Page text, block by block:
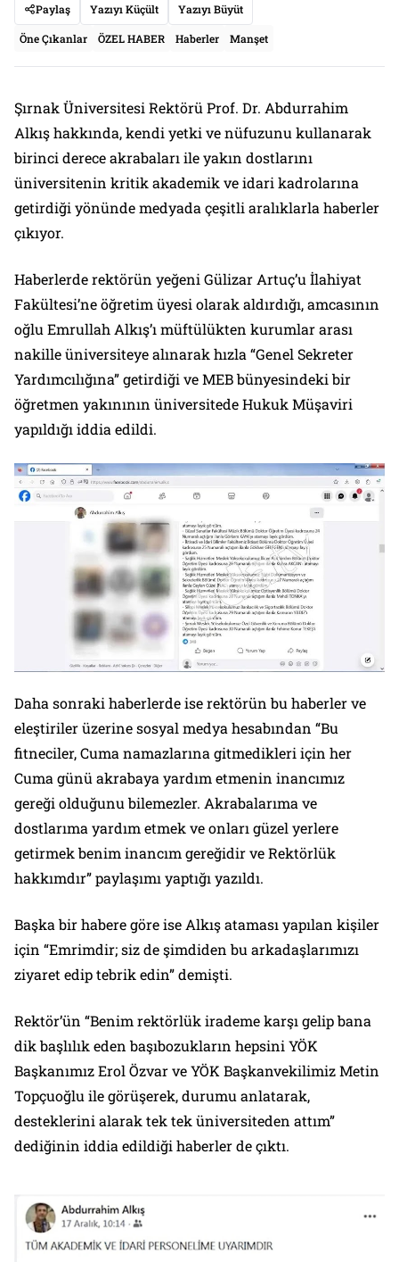
Paylaş
Yazıyı Küçült Yazıyı Büyüt
Öne Çıkanlar ÖZEL HABER Haberler Manşet
Şırnak Üniversitesi Rektörü Prof. Dr. Abdurrahim
Alkış hakkında, kendi yetki ve nüfuzunu kullanarak
birinci derece akrabaları ile yakın dostlarını
üniversitenin kritik akademik ve idari kadrolarına
getirdiği yönünde medyada çeşitli aralıklarla haberler
çıkıyor.
Haberlerde rektörün yeğeni Gülizar Artuç’u İlahiyat
Fakültesi’ne öğretim üyesi olarak aldırdığı, amcasının
oğlu Emrullah Alkış’ı müftülükten kurumlar arası
nakille üniversiteye alınarak hızla “Genel Sekreter
Yardımcılığına” getirdiği ve MEB bünyesindeki bir
öğretmen yakınının üniversitede Hukuk Müşaviri
yapıldığı iddia edildi.
Daha sonraki haberlerde ise rektörün bu haberler ve
eleştiriler üzerine sosyal medya hesabından “Bu
fitneciler, Cuma namazlarına gitmedikleri için her
Cuma günü akrabaya yardım etmenin inancımız
gereği olduğunu bilemezler. Akrabalarıma ve
dostlarıma yardım etmek ve onları güzel yerlere
getirmek benim inancım gereğidir ve Rektörlük
hakkımdır” paylaşımı yaptığı yazıldı.
Başka bir habere göre ise Alkış ataması yapılan kişiler
için “Emrimdir; siz de şimdiden bu arkadaşlarımızı
ziyaret edip tebrik edin” demişti.
Rektör’ün “Benim rektörlük irademe karşı gelip bana
dik başlılık eden başıbozukların hepsini YÖK
Başkanımız Erol Özvar ve YÖK Başkanvekilimiz Metin
Topçuoğlu ile görüşerek, durumu anlatarak,
desteklerini alarak tek tek üniversiteden attım”
dediğinin iddia edildiği haberler de çıktı.